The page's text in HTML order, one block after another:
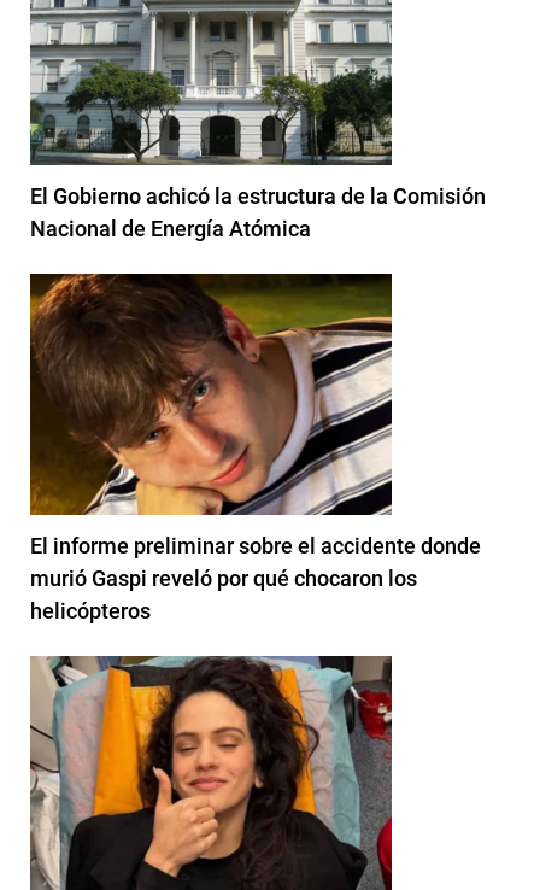
El Gobierno achicó la estructura de la Comisión
Nacional de Energía Atómica
El informe preliminar sobre el accidente donde
murió Gaspi reveló por qué chocaron los
helicópteros